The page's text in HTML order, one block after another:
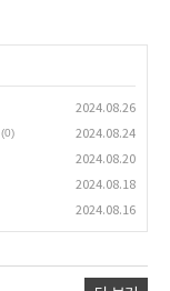
2024.08.26
(0)
2024.08.24
2024.08.20
2024.08.18
2024.08.16